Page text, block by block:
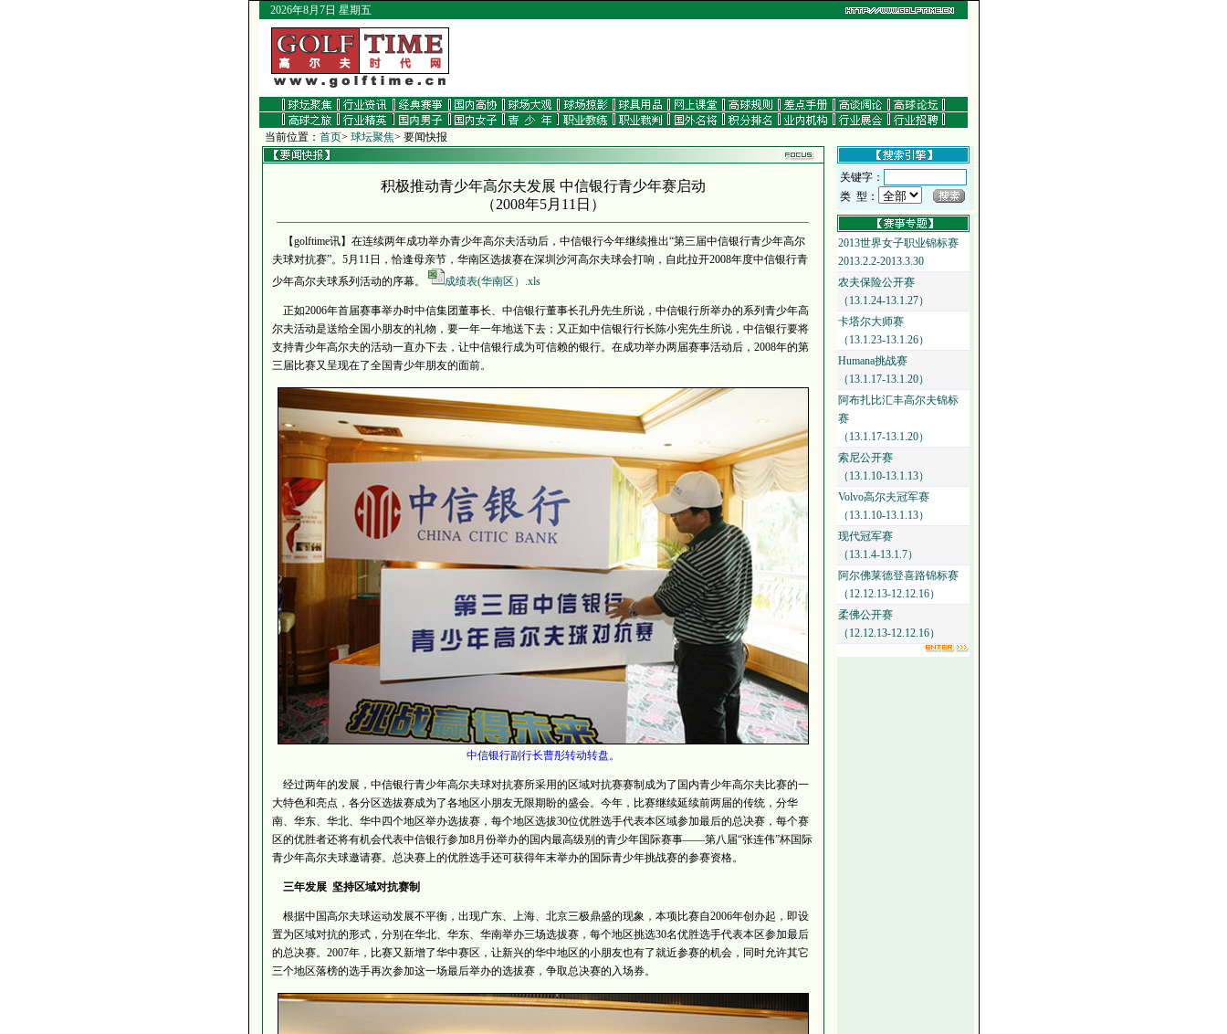
2026年8月7日 星期五
当前位置： 首页> 球坛聚焦> 要闻快报
积极推动青少年高尔夫发展 中信银行青少年赛启动
（2008年5月11日 ）
【golftime讯】在连续两年成功举办青少年高尔夫活动后，中信银行今年继续推出“第三届中信银行青少年高尔
夫球对抗赛”。5月11日，恰逢母亲节，华南区选拔赛在深圳沙河高尔夫球会打响，自此拉开2008年度中信银行青
少年高尔夫球系列活动的序幕。
成绩表(华南区）.xls
正如2006年首届赛事举办时中信集团董事长、中信银行董事长孔丹先生所说，中信银行所举办的系列青少年高
尔夫活动是送给全国小朋友的礼物，要一年一年地送下去；又正如中信银行行长陈小宪先生所说，中信银行要将
支持青少年高尔夫的活动一直办下去，让中信银行成为可信赖的银行。在成功举办两届赛事活动后，2008年的第
三届比赛又呈现在了全国青少年朋友的面前。
中信银行副行长曹彤转动转盘。
经过两年的发展，中信银行青少年高尔夫球对抗赛所采用的区域对抗赛赛制成为了国内青少年高尔夫比赛的一
大特色和亮点，各分区选拔赛成为了各地区小朋友无限期盼的盛会。今年，比赛继续延续前两届的传统，分华
南、华东、华北、华中四个地区举办选拔赛，每个地区选拔30位优胜选手代表本区域参加最后的总决赛，每个赛
区的优胜者还将有机会代表中信银行参加8月份举办的国内最高级别的青少年国际赛事——第八届“张连伟”杯国际
青少年高尔夫球邀请赛。总决赛上的优胜选手还可获得年末举办的国际青少年挑战赛的参赛资格。
三年发展 坚持区域对抗赛制
根据中国高尔夫球运动发展不平衡，出现广东、上海、北京三极鼎盛的现象，本项比赛自2006年创办起，即设
置为区域对抗的形式，分别在华北、华东、华南举办三场选拔赛，每个地区挑选30名优胜选手代表本区参加最后
的总决赛。2007年，比赛又新增了华中赛区，让新兴的华中地区的小朋友也有了就近参赛的机会，同时允许其它
三个地区落榜的选手再次参加这一场最后举办的选拔赛，争取总决赛的入场券。
关键字：
类 型：
2013世界女子职业锦标赛
2013.2.2-2013.3.30
农夫保险公开赛
（13.1.24-13.1.27）
卡塔尔大师赛
（13.1.23-13.1.26）
Humana挑战赛
（13.1.17-13.1.20）
阿布扎比汇丰高尔夫锦标
赛
（13.1.17-13.1.20）
索尼公开赛
（13.1.10-13.1.13）
Volvo高尔夫冠军赛
（13.1.10-13.1.13）
现代冠军赛
（13.1.4-13.1.7）
阿尔佛莱德登喜路锦标赛
（12.12.13-12.12.16）
柔佛公开赛
（12.12.13-12.12.16）